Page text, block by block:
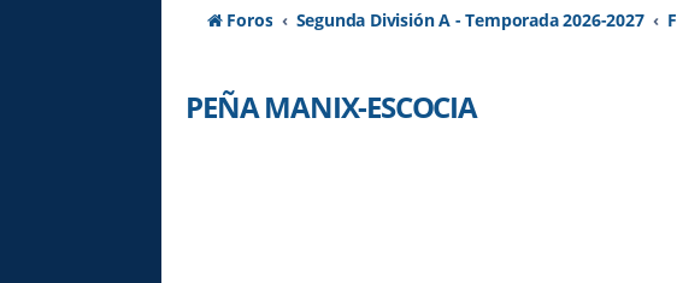
Foros Segunda División A - Temporada 2026-2027
PEÑA MANIX-ESCOCIA